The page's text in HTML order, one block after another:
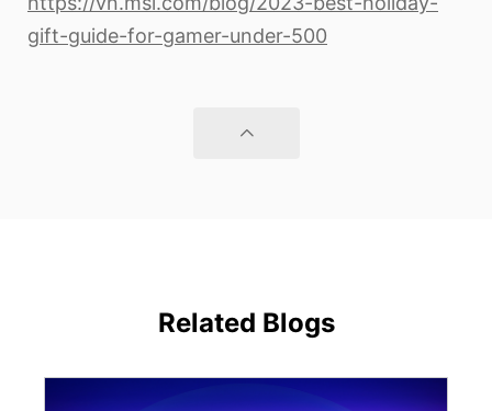
gift-guide-for-gamer-under-500
Related Blogs